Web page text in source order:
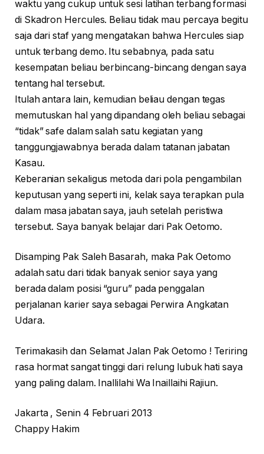
waktu yang cukup untuk sesi latihan terbang formasi
di Skadron Hercules. Beliau tidak mau percaya begitu
saja dari staf yang mengatakan bahwa Hercules siap
untuk terbang demo. Itu sebabnya, pada satu
kesempatan beliau berbincang-bincang dengan saya
tentang hal tersebut.
Itulah antara lain, kemudian beliau dengan tegas
memutuskan hal yang dipandang oleh beliau sebagai
“tidak” safe dalam salah satu kegiatan yang
tanggungjawabnya berada dalam tatanan jabatan
Kasau.
Keberanian sekaligus metoda dari pola pengambilan
keputusan yang seperti ini, kelak saya terapkan pula
dalam masa jabatan saya, jauh setelah peristiwa
tersebut. Saya banyak belajar dari Pak Oetomo.
Disamping Pak Saleh Basarah, maka Pak Oetomo
adalah satu dari tidak banyak senior saya yang
berada dalam posisi “guru” pada penggalan
perjalanan karier saya sebagai Perwira Angkatan
Udara.
Terimakasih dan Selamat Jalan Pak Oetomo ! Teriring
rasa hormat sangat tinggi dari relung lubuk hati saya
yang paling dalam. Inallilahi Wa Inaillaihi Rajiun.
Jakarta , Senin 4 Februari 2013
Chappy Hakim